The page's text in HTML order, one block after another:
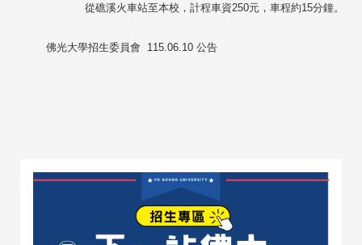
從礁溪火車站至本校，計程車資250元，車程約15分鐘。
佛光大學招生委員會 115.06.10 公告